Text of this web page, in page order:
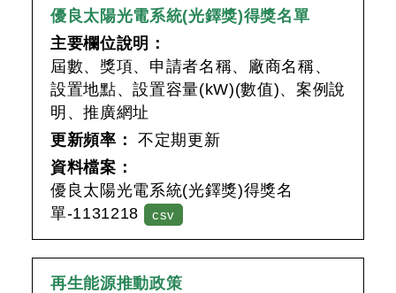
優良太陽光電系統(光鐸獎)得獎名單
主要欄位說明：
屆數、獎項、申請者名稱、廠商名稱、
設置地點、設置容量(kW)(數值)、案例說
明、推廣網址
更新頻率：
不定期更新
資料檔案：
優良太陽光電系統(光鐸獎)得獎名
單-1131218
csv
再生能源推動政策